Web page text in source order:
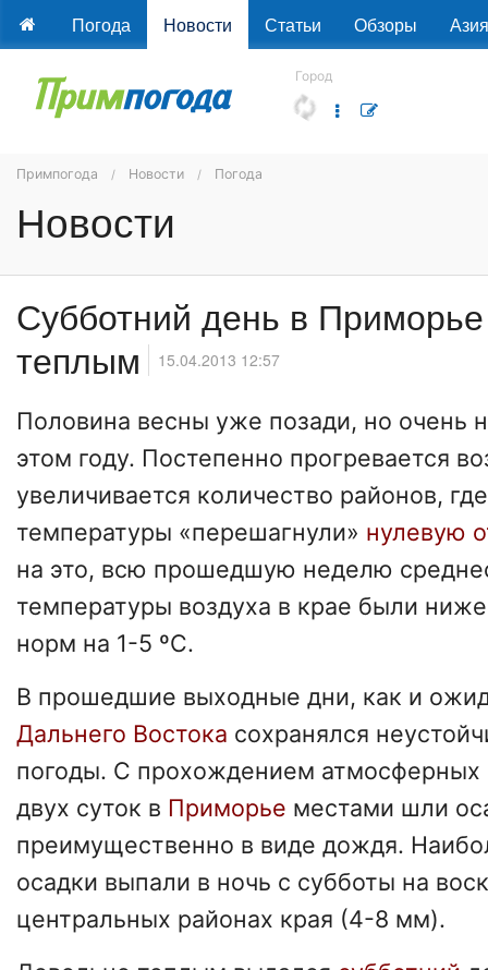
Погода Новости Статьи Обзоры Азия
Город
Примпогода Новости Погода
Новости
Субботний день в
теплым
15.04.2013 12:57
Половина весны уже позади, но очень
этом году. Постепенно прогревается
увеличивается количество районов,
температуры «перешагнули» нулевую
на это, всю прошедшую неделю
температуры воздуха в крае были
норм на 1-5 ºС.
В прошедшие выходные дни, как и
Дальнего Востока сохранялся
погоды. С прохождением атмосферных
двух суток в Приморье местами шли
преимущественно в виде дождя.
осадки выпали в ночь с субботы на
центральных районах края (4-8 мм).